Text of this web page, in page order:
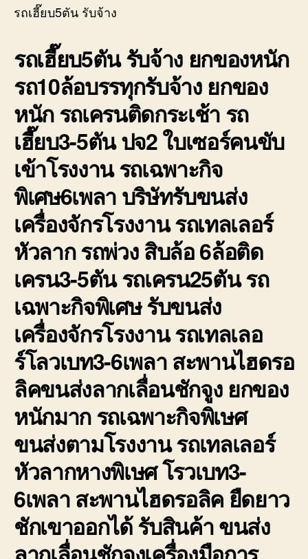
หนัก
ขึ้น
รถเฮี๊ยบ5ตัน รับจ้าง
รถเฮี๊ยบ5ตัน รับจ้าง ยกของหนัก
รถ10ล้อบรรทุกรับจ้าง ยกของ
หนัก รถเครนติดกระเช้า รถ
เฮี๊ยบ3-5ตัน ปจ2 ใบเซอร์คนขับ
เข้าโรงงาน รถเฉพาะกิจ
พิเศษ6เพลา บริษัทรับขนส่ง
เครื่องจักรโรงงาน รถเทลเลอร์
หัวลาก รถพ่วง สิบล้อ 6ล้อติด
เครน3-5ตัน รถเครน25ตัน รถ
เฉพาะกิจพิเศษ รับขนส่ง
เครื่องจักรโรงงาน รถเทลเลอ
ร์โลวเบท3-6เพลา สะพานไฮดรอ
ลิคขนส่งลากเลื่อนชักจูง ยกของ
หนักมาก รถเฉพาะกิจพิเษศ
ขนส่งตามโรงงาน รถเทลเลอร์
หัวลากหางพิเษศ โรวเบท3-
6เพลา สะพานไฮดรอลิค ยืดยาว
ชักเขาออกได้ รับสินค้า ขนส่ง